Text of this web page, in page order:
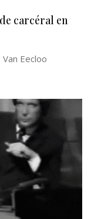
carcéral en
Eecloo